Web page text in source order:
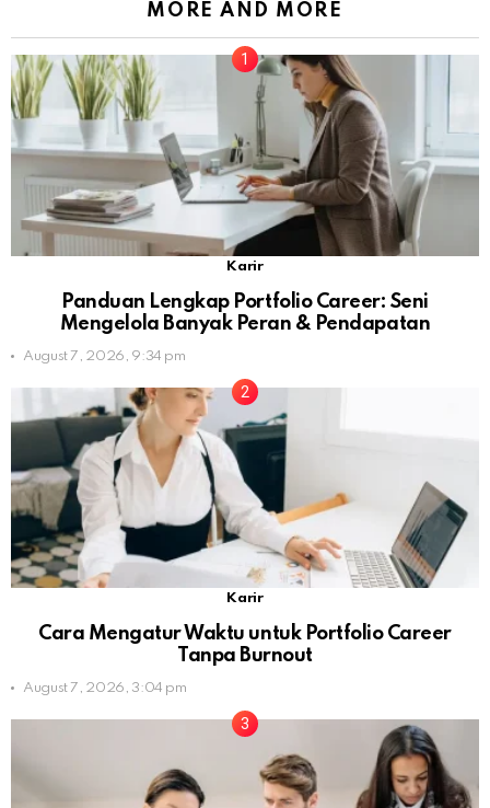
MORE AND MORE
Karir
Panduan Lengkap Portfolio Career: Seni
Mengelola Banyak Peran & Pendapatan
August 7, 2026, 9:34 pm
Karir
Cara Mengatur Waktu untuk Portfolio Career
Tanpa Burnout
August 7, 2026, 3:04 pm